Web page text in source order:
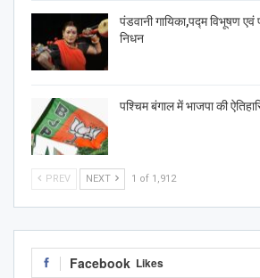
पंडवानी गायिका,पद्म विभूषण
निधन
पश्चिम बंगाल में भाजपा की
PREV NEXT 1 of 1,912
Facebook Likes